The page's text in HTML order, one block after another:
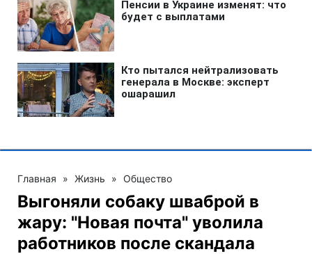
Главная » Жизнь » Общество
Выгоняли собаку шваброй в
жару: "Новая почта" уволила
работников после скандала